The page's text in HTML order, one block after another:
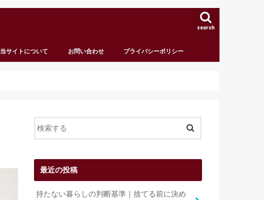
search
当サイトについて お問い合わせ プライバシーポリシー
最近の投稿
持たない暮らしの判断基準｜捨てる前に決め